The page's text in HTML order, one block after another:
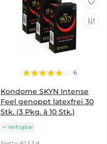
6
Kondome SKYN Intense
Feel genoppt latexfrei 30
Stk. (3 Pkg. à 10 Stk.)
Verfügbar